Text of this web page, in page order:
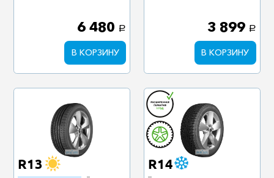
6 480 a
В КОРЗИНУ
3 899 a
В КОРЗИНУ
R13 R14